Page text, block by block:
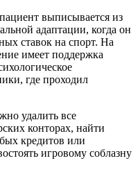
выписывается из
адаптации, когда он
ставок на спорт. На
имеет поддержка
где проходил
удалить все
конторах, найти
кредитов или
игровому соблазну